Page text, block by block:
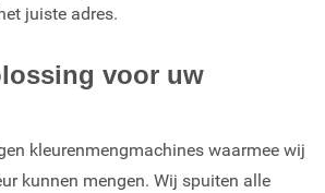
juiste adres.
voor uw
kleurenmengmachines waarmee wij
kunnen mengen. Wij spuiten alle